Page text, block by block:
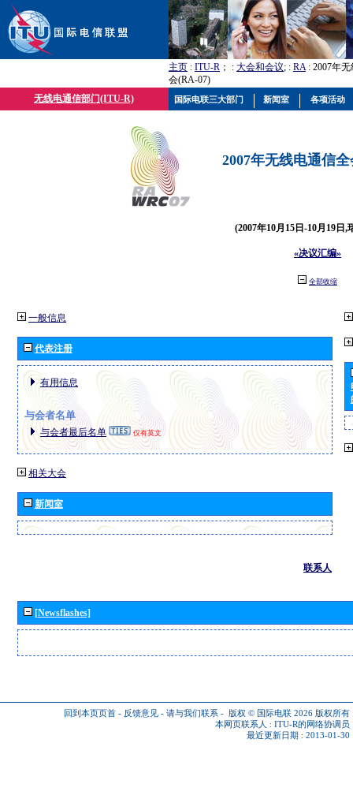
主页 : ITU-R ； : 大会和会议; : RA: 2007年
会(RA-07)
无线电通信部门(ITU-R)
2007年无线电通信
(2007年10月15日-10月19日,
«决议汇编»
全部收缩
一般信息
代表注册
有用信息
与会者名单
与会者最后名单 仅有英文
相关大会
新闻室
联系人
[Newsflashes]
回到本页页首 - 反馈意见 - 请与我们联系 - 版权 © 国际电联 2026 版权所有
本网页联系人 : ITU-R的网络协调员
最近更新日期 : 2013-01-30
国际电联三大部门 新闻室 各项活动